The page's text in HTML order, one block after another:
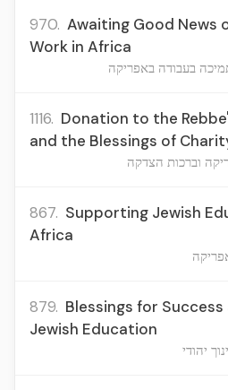
970. Awaiting Good News
Work in Africa
בעבודה באפריקה
1116. Donation to the
and the Blessings of
וברכות הצדקה
867. Supporting Jewish
Africa
879. Blessings for
Jewish Education
יהודי